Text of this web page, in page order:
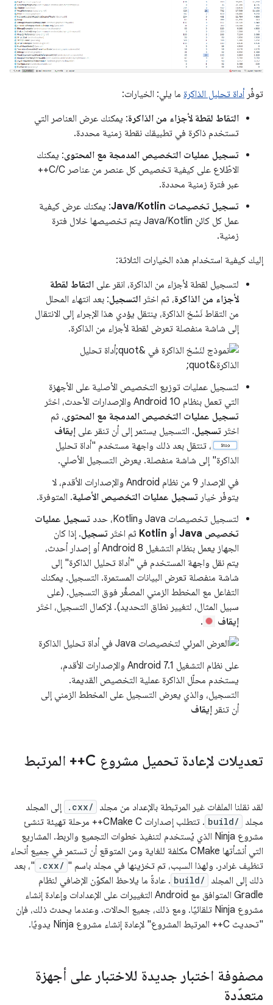
توفِّرأداة تحليل الذاكرة ما يلي: الخيارات:
التقاط لقطة لأجزاء من الذاكرة: يمكنك عرض العناصر التي
تستخدم ذاكرة في تطبيقك نقطة زمنية محددة.
تسجيل عمليات التخصيص المدمجة مع المحتوى: يمكنك
الاطّلاع على كيفية تخصيص كل عنصر من عناصر C/C++
عبر فترة زمنية محددة.
تسجيل تخصيصات Java/Kotlin
: يمكنك عرض كيفية
عمل كل كائن Java/Kotlin يتم تخصيصها خلال فترة
زمنية.
إليك كيفية استخدام هذه الخيارات الثلاثة:
لتسجيل لقطة لأجزاء من الذاكرة، انقر على التقاط لقطة
لأجزاء من الذاكرة، ثم اختَر التسجيل: بعد انتهاء المحلل
من التقاط نَسْخ الذاكرة، ينتقل يؤدي هذا الإجراء إلى الانتقال
إلى شاشة منفصلة تعرض لقطة لأجزاء من الذاكرة.
لتسجيل عمليات توزيع التخصيص الأصلية على الأجهزة
التي تعمل بنظام Android 10 والإصدارات الأحدث، اختَر
تسجيل عمليات التخصيص المدمجة مع المحتوى، ثم
اختَر تسجيل. التسجيل يستمر إلى أن تنقر على إيقاف
، تنتقل بعد ذلك واجهة مستخدم "أداة تحليل
الذاكرة" إلى شاشة منفصلة. يعرض التسجيل الأصلي.
في الإصدار 9 من نظام Android والإصدارات الأقدم، لا
يتوفّر خيار تسجيل عمليات التخصيص الأصلية. المتوفرة.
لتسجيل تخصيصات Java وKotlin، حدد
تسجيل عمليات
تخصيص Java أو Kotlin
ثم اختَر تسجيل. إذا كان
الجهاز يعمل بنظام التشغيل Android 8 أو إصدار أحدث،
يتم نقل واجهة المستخدم في "أداة تحليل الذاكرة" إلى
شاشة منفصلة تعرض البيانات المستمرة. التسجيل. يمكنك
التفاعل مع المخطط الزمني المصغَّر فوق التسجيل. (على
سبيل المثال، لتغيير نطاق التحديد). لإكمال التسجيل، اختَر
إيقاف
.
على نظام التشغيل Android 7.1 والإصدارات الأقدم،
يستخدم محلّل الذاكرة عملية التخصيص القديمة.
التسجيل، والذي يعرض التسجيل على المخطط الزمني إلى
أن تنقر إيقاف
تعديلات لإعادة تحميل مشروع C++ المرتبط
لقد نقلنا الملفات غير المرتبطة بالإعداد من مجلد .cxx/
إلى المجلد
مجلد
build/
. تتطلب إصدارات CMake C++ مرحلة تهيئة تنشئ
مشروع Ninja الذي يُستخدم لتنفيذ خطوات التجميع والربط. المشاريع
التي أنشأتها CMake مكلفة للغاية ومن المتوقع أن تستمر في جميع أنحاء
تنظيف غرادر. ولهذا السبب، تم تخزينها في مجلد باسم " .cxx/ "، بعد
ذلك إلى المجلد
build/ . عادةً ما يلاحظ المكوّن الإضافي لنظام
Gradle المتوافق مع Android التغييرات على الإعدادات وإعادة إنشاء
مشروع Ninja تلقائيًا. ومع ذلك، جميع الحالات. وعندما يحدث ذلك، فإن
"تحديث C++ المرتبط المشروع" لإعادة إنشاء مشروع Ninja يدويًا.
مصفوفة اختبار جديدة للاختبار على أجهزة
متعدّدة